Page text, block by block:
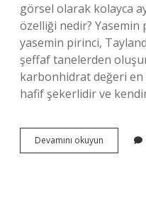
görsel olarak kolayca
özelliği nedir? Yasemin
yasemin pirinci,
şeffaf tanelerden
karbonhidrat değeri
hafif şekerlidir ve
Devamını okuyun Basmati
Pirinci